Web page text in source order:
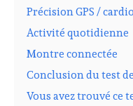
Précision GPS / cardio
Activité quotidienne
Montre connectée
Conclusion du test
Vous avez trouvé ce